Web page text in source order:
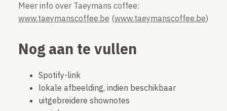
Meer info over Taeymans coffee:
www.taeymanscoffee.be (www.taeymanscoffee.be)
Nog aan te vullen
Spotify-link
lokale afbeelding, indien beschikbaar
uitgebreidere shownotes